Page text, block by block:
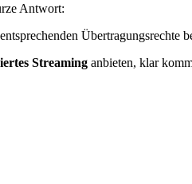
Antwort:
Übertragungsrechte
Streaming anbieten, klar